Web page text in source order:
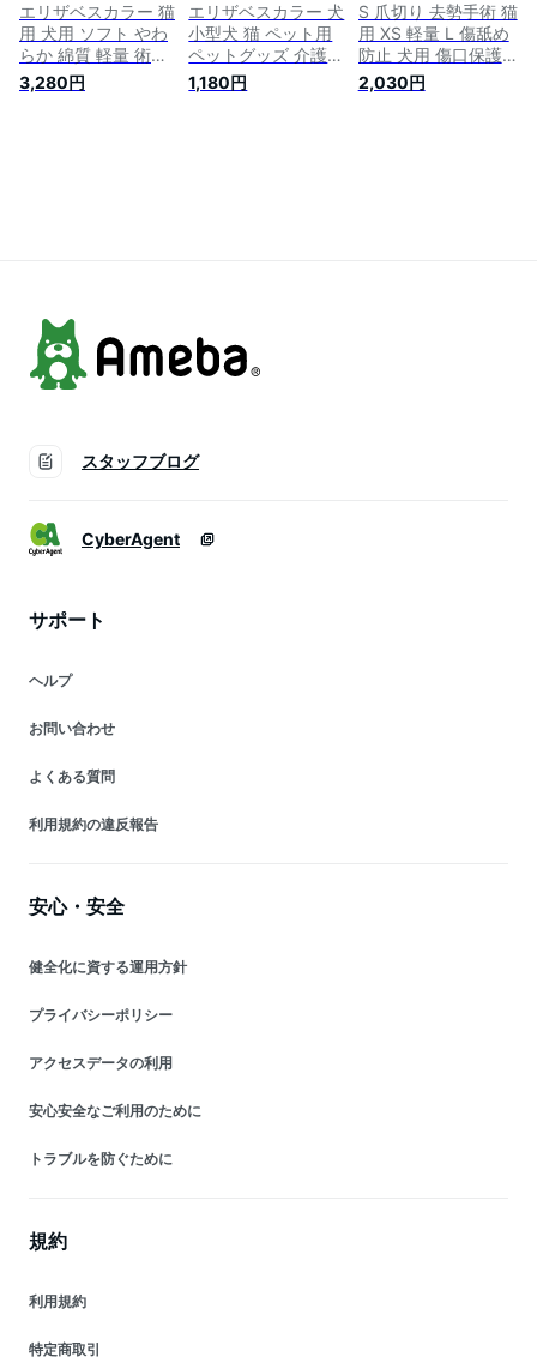
エリザベスカラー 猫
用 犬用 ソフト やわ
らか 綿質 軽量 術後
柔らかい ヘルスケア
保護襟 傷舐め防止
3,280円
エリザベスカラー 犬
小型犬 猫 ペット用
ペットグッズ 介護
術後 手術後 犬用 猫
用 柔らかい クッシ
1,180円
S 爪切り 去勢手術 猫
用 XS 軽量 L 傷舐め
防止 犬用 傷口保護
ひまわり型 術後 か
わいい 介護 避妊 術
2,030円
スタッフブログ
CyberAgent
サポート
ヘルプ
お問い合わせ
よくある質問
利用規約の違反報告
安心・安全
健全化に資する運用方針
プライバシーポリシー
アクセスデータの利用
安心安全なご利用のために
トラブルを防ぐために
規約
利用規約
特定商取引